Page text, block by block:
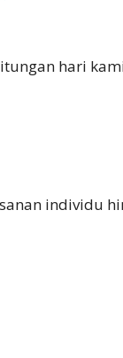
hari
individu